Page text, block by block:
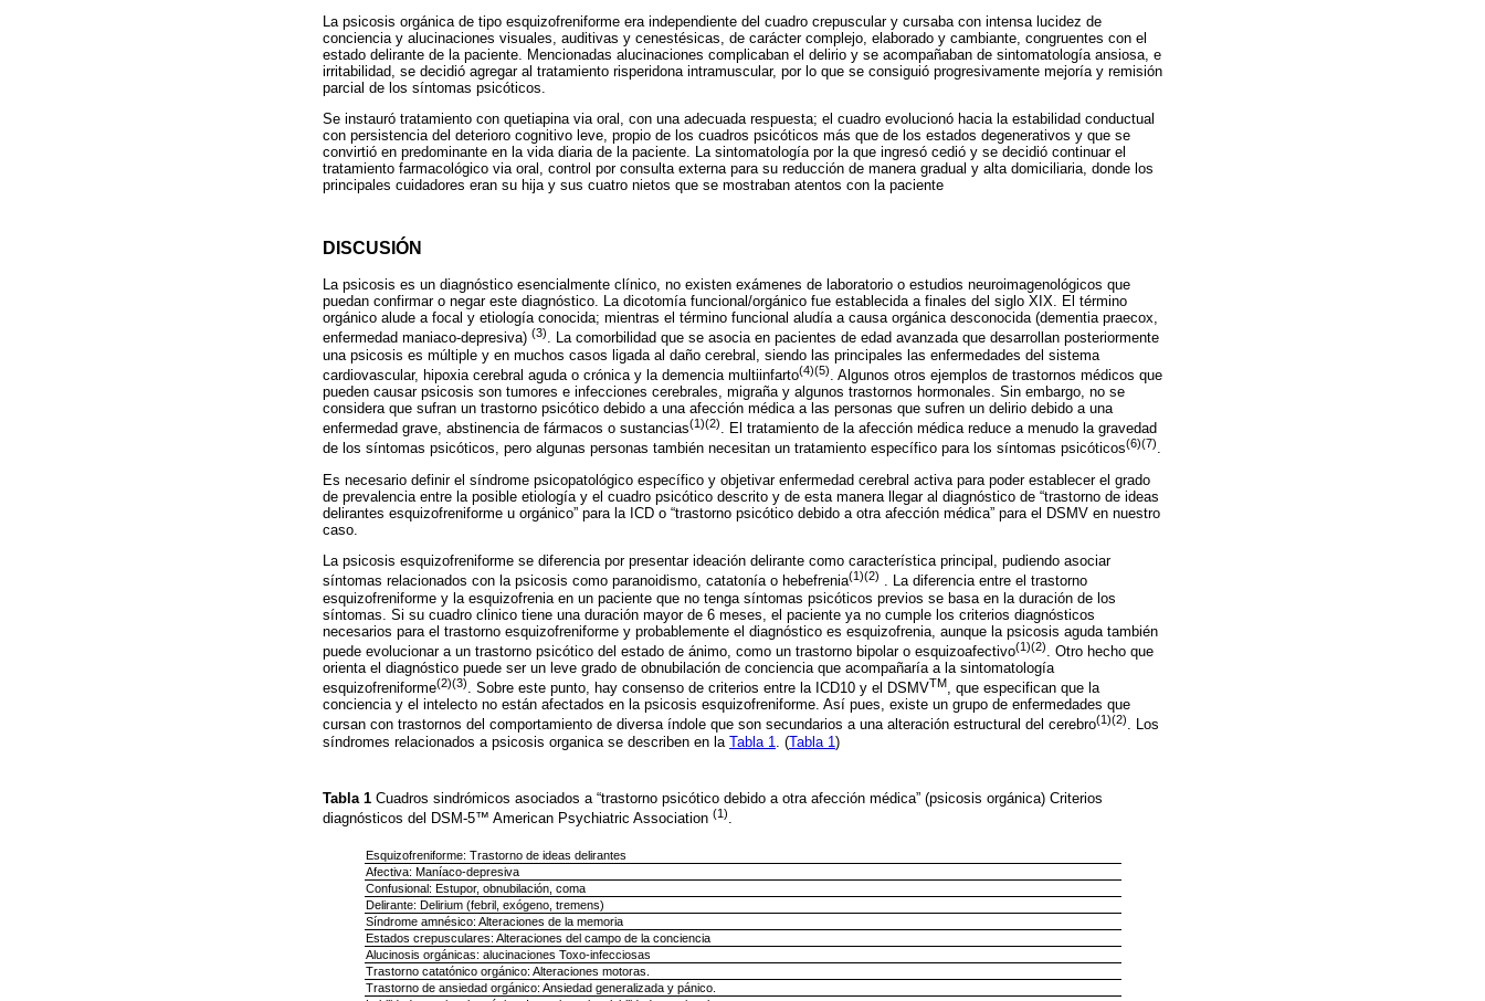
La psicosis orgánica de tipo esquizofreniforme era independiente del cuadro crepuscular y cursaba con intensa lucidez de
conciencia y alucinaciones visuales, auditivas y cenestésicas, de carácter complejo, elaborado y cambiante, congruentes con el
estado delirante de la paciente. Mencionadas alucinaciones complicaban el delirio y se acompañaban de sintomatología ansiosa, e
irritabilidad, se decidió agregar al tratamiento risperidona intramuscular, por lo que se consiguió progresivamente mejoría y remisión
parcial de los síntomas psicóticos.
Se instauró tratamiento con quetiapina via oral, con una adecuada respuesta; el cuadro evolucionó hacia la estabilidad conductual
con persistencia del deterioro cognitivo leve, propio de los cuadros psicóticos más que de los estados degenerativos y que se
convirtió en predominante en la vida diaria de la paciente. La sintomatología por la que ingresó cedió y se decidió continuar el
tratamiento farmacológico via oral, control por consulta externa para su reducción de manera gradual y alta domiciliaria, donde los
principales cuidadores eran su hija y sus cuatro nietos que se mostraban atentos con la paciente
DISCUSIÓN
La psicosis es un diagnóstico esencialmente clínico, no existen exámenes de laboratorio o estudios neuroimagenológicos que
puedan confirmar o negar este diagnóstico. La dicotomía funcional/orgánico fue establecida a finales del siglo XIX. El término
orgánico alude a focal y etiología conocida; mientras el término funcional aludía a causa orgánica desconocida (dementia praecox,
enfermedad maniaco-depresiva) (3). La comorbilidad que se asocia en pacientes de edad avanzada que desarrollan posteriormente
una psicosis es múltiple y en muchos casos ligada al daño cerebral, siendo las principales las enfermedades del sistema
cardiovascular, hipoxia cerebral aguda o crónica y la demencia multiinfarto(4)(5)
. Algunos otros ejemplos de trastornos médicos que
pueden causar psicosis son tumores e infecciones cerebrales, migraña y algunos trastornos hormonales. Sin embargo, no se
considera que sufran un trastorno psicótico debido a una afección médica a las personas que sufren un delirio debido a una
enfermedad grave, abstinencia de fármacos o sustancias(1)(2). El tratamiento de la afección médica reduce a menudo la gravedad
de los síntomas psicóticos, pero algunas personas también necesitan un tratamiento específico para los síntomas psicóticos(6)(7).
Es necesario definir el síndrome psicopatológico específico y objetivar enfermedad cerebral activa para poder establecer el grado
de prevalencia entre la posible etiología y el cuadro psicótico descrito y de esta manera llegar al diagnóstico de “trastorno de ideas
delirantes esquizofreniforme u orgánico” para la ICD o “trastorno psicótico debido a otra afección médica” para el DSM­V en nuestro
caso.
La psicosis esquizofreniforme se diferencia por presentar ideación delirante como característica principal, pudiendo asociar
síntomas relacionados con la psicosis como paranoidismo, catatonía o hebefrenia(1)(2) . La diferencia entre el trastorno
esquizofreniforme y la esquizofrenia en un paciente que no tenga síntomas psicóticos previos se basa en la duración de los
síntomas. Si su cuadro clinico tiene una duración mayor de 6 meses, el paciente ya no cumple los criterios diagnósticos
necesarios para el trastorno esquizofreniforme y probablemente el diagnóstico es esquizofrenia, aunque la psicosis aguda también
puede evolucionar a un trastorno psicótico del estado de ánimo, como un trastorno bipolar o esquizoafectivo(1)(2)
. Otro hecho que
orienta el diagnóstico puede ser un leve grado de obnubilación de conciencia que acompañaría a la sintomatología
esquizofreniforme(2)(3). Sobre este punto, hay consenso de criterios entre la ICD­10 y el DSM­VTM, que especifican que la
conciencia y el intelecto no están afectados en la psicosis esquizofreniforme. Así pues, existe un grupo de enfermedades que
cursan con trastornos del comportamiento de diversa índole que son secundarios a una alteración estructural del cerebro(1)(2). Los
síndromes relacionados a psicosis organica se describen en la Tabla 1 . (Tabla 1)
Tabla 1 Cuadros sindrómicos asociados a “trastorno psicótico debido a otra afección médica” (psicosis orgánica) Criterios
diagnósticos del DSM-5™ American Psychiatric Association (1).
Esquizofreniforme: Trastorno de ideas delirantes
Afectiva: Maníaco-depresiva
Confusional: Estupor, obnubilación, coma
Delirante: Delirium (febril, exógeno, tremens)
Síndrome amnésico: Alteraciones de la memoria
Estados crepusculares: Alteraciones del campo de la conciencia
Alucinosis orgánicas: alucinaciones Toxo-infecciosas
Trastorno catatónico orgánico: Alteraciones motoras.
Trastorno de ansiedad orgánico: Ansiedad generalizada y pánico.